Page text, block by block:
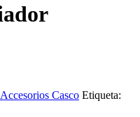
Casco Etiqueta: